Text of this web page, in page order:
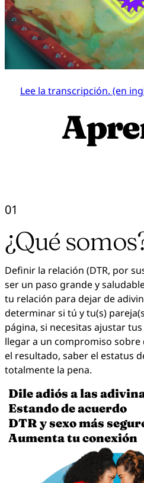
Lee la transcripción. (en
01
¿Qué
Definir la relación (DTR, por
ser un paso grande y
tu relación para dejar de
determinar si tú y tu(s)
página, si necesitas ajustar
llegar a un compromiso sobre
el resultado, saber el estatus
totalmente la pena.
Dile adiós a las
Ayuda a evitar la confusión, la
tu(s) relación(es) expresando
expectativas. Cuando sabes
fácil respetar las necesidades
menos por hacer algo
Estando de acuerdo
Para DTR, cada uno debe
buscando para luego ver si
alineadas. Por ejemplo,
puramente físico? ¿Algo más
no estás seguro/a de lo que
DTR y sexo más
Cómo manejas y logras tener
probablemente será
relación. Si es algo casual o
Aumenta tu conexión
Ya sea que están “hablando”,
o están pensando formalizar